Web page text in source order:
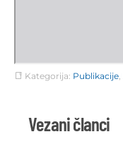
Kategorija: Publikacije,
Vezani članci